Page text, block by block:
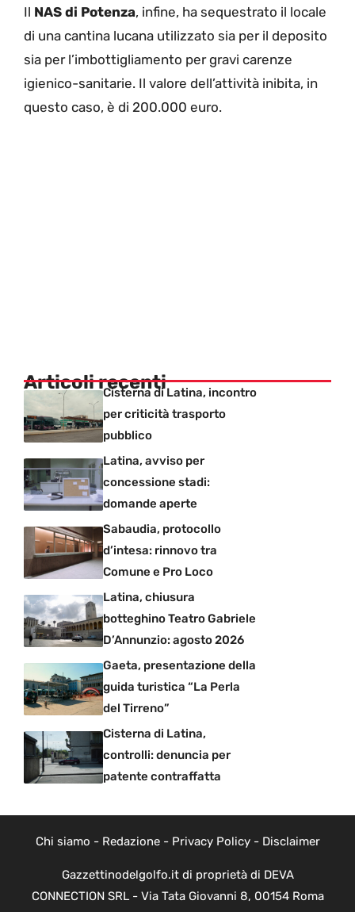
Il NAS di Potenza, infine, ha sequestrato il locale
di una cantina lucana utilizzato sia per il deposito
sia per l’imbottigliamento per gravi carenze
igienico-sanitarie. Il valore dell’attività inibita, in
questo caso, è di 200.000 euro.
Articoli recentiCisterna di Latina, incontro
per criticità trasporto
pubblico
Latina, avviso per
concessione stadi:
domande aperte
Sabaudia, protocollo
d’intesa: rinnovo tra
Comune e Pro Loco
Latina, chiusura
botteghino Teatro Gabriele
D’Annunzio: agosto 2026
Gaeta, presentazione della
guida turistica “La Perla
del Tirreno”
Cisterna di Latina,
controlli: denuncia per
patente contraffatta
Chi siamo - Redazione- Privacy Policy- Disclaimer
Gazzettinodelgolfo.it di proprietà di DEVA
CONNECTION SRL - Via Tata Giovanni 8, 00154 Roma